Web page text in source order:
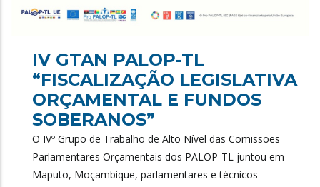
IV GTAN PALOP-TL
“FISCALIZAÇÃO LEGISLATIVA
ORÇAMENTAL E FUNDOS
SOBERANOS”
O IVº Grupo de Trabalho de Alto Nível das Comissões
Parlamentares Orçamentais dos PALOP-TL juntou em
Maputo, Moçambique, parlamentares e técnicos